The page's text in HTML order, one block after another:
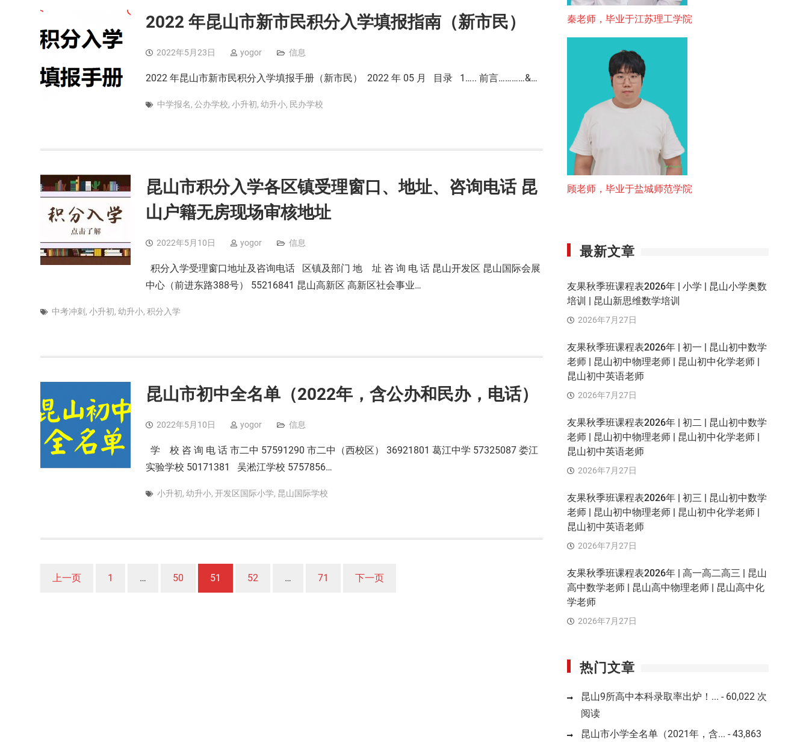
2022 年昆山市新市民积分入学填报指南（新市民）
2022年5月23日 yogor 信息
2022 年昆山市新市民积分入学填报手册（新市民） 2022 年 05 月 目录 1….. 前言…………&…
中学报名, 公办学校, 小升初, 幼升小, 民办学校
昆山市积分入学各区镇受理窗口、地址、咨询电话 昆
山户籍无房现场审核地址
2022年5月10日 yogor 信息
积分入学受理窗口地址及咨询电话 区镇及部门 地 址 咨 询 电 话 昆山开发区 昆山国际会展
中心（前进东路388号） 55216841 昆山高新区 高新区社会事业…
中考冲刺 , 小升初, 幼升小, 积分入学
昆山市初中全名单（2022年，含公办和民办，电话）
2022年5月10日 yogor 信息
学 校 咨 询 电 话 市二中 57591290 市二中（西校区） 36921801 葛江中学 57325087 娄江
实验学校 50171381 吴淞江学校 5757856…
小升初, 幼升小, 开发区国际小学, 昆山国际学校
文
上一页 1 … 50 51 52 … 71 下一页
秦老师，毕业于江苏理工学院
顾老师，毕业于盐城师范学院
最新文章
友果秋季班课程表2026年 | 小学 | 昆山小学奥数
培训 | 昆山新思维数学培训
2026年7月27日
友果秋季班课程表2026年 | 初一 | 昆山初中数学
老师 | 昆山初中物理老师 | 昆山初中化学老师 |
昆山初中英语老师
2026年7月27日
友果秋季班课程表2026年 | 初二 | 昆山初中数学
老师 | 昆山初中物理老师 | 昆山初中化学老师 |
昆山初中英语老师
2026年7月27日
友果秋季班课程表2026年 | 初三 | 昆山初中数学
老师 | 昆山初中物理老师 | 昆山初中化学老师 |
昆山初中英语老师
2026年7月27日
友果秋季班课程表2026年 | 高一高二高三 | 昆山
高中数学老师 | 昆山高中物理老师 | 昆山高中化
学老师
2026年7月27日
热门文章
昆山9所高中本科录取率出炉！... - 60,022 次
阅读
昆山市小学全名单（2021年，含... - 43,863